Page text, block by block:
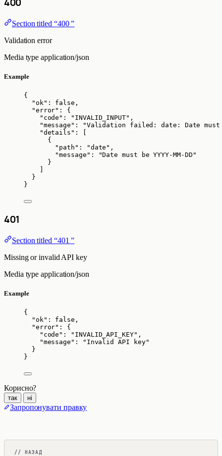
Section titled “400 ”
Validation error
Media type application/json
Example
{
"ok" : false ,
"error" : {
"code" : " INVALID_INPUT" ,
"message" : "Validation failed: date: Date must be
"details" : [
{
"path" : "date " ,
"message" : "Date must be YYYY-MM-DD "
}
}
}
401
Section titled “401 ”
Missing or invalid API key
Media type application/json
Example
{
"ok" : false ,
"error" : {
"code" : " INVALID_API_KEY" ,
"message" : " Invalid API key"
}
}
Корисно?
так ні
Запропонувати правку
// НАЗАД